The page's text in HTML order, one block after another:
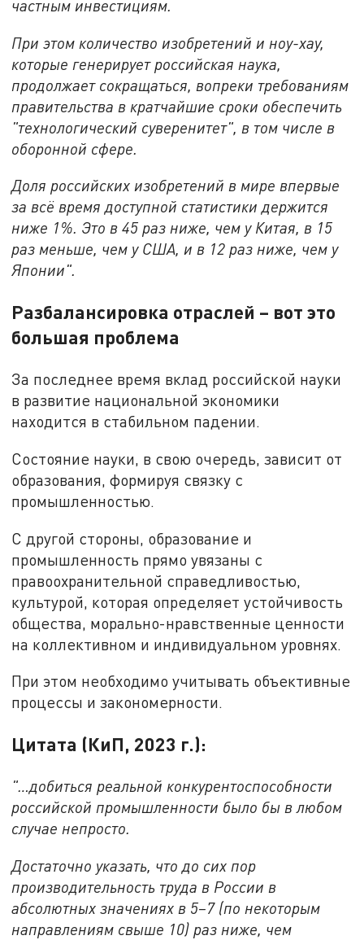
частным инвестициям.
При этом количество изобретений и ноу-хау,
которые генерирует российская наука,
продолжает сокращаться, вопреки требованиям
правительства в кратчайшие сроки обеспечить
"технологический суверенитет", в том числе в
оборонной сфере.
Доля российских изобретений в мире впервые
за всё время доступной статистики держится
ниже 1%. Это в 45 раз ниже, чем у Китая, в 15
раз меньше, чем у США, и в 12 раз ниже, чем у
Японии".
Разбалансировка отраслей – вот это
большая проблема
За последнее время вклад российской науки
в развитие национальной экономики
находится в стабильном падении.
Состояние науки, в свою очередь, зависит от
образования, формируя связку с
промышленностью.
С другой стороны, образование и
промышленность прямо увязаны с
правоохранительной справедливостью,
культурой, которая определяет устойчивость
общества, морально-нравственные ценности
на коллективном и индивидуальном уровнях.
При этом необходимо учитывать объективные
процессы и закономерности.
Цитата (КиП, 2023 г.):
"…добиться реальной конкурентоспособности
российской промышленности было бы в любом
случае непросто.
Достаточно указать, что до сих пор
производительность труда в России в
абсолютных значениях в 5–7 (по некоторым
направлениям свыше 10) раз ниже, чем